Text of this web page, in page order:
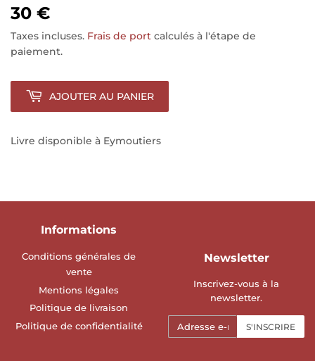
30 €
Taxes incluses. Frais de port calculés à l'étape de
paiement.
AJOUTER AU PANIER
Livre disponible à Eymoutiers
Informations
Conditions générales de
vente
Mentions légales
Politique de livraison
Politique de confidentialité
Newsletter
Inscrivez-vous à la
newsletter.
mails
S'INSCRIRE